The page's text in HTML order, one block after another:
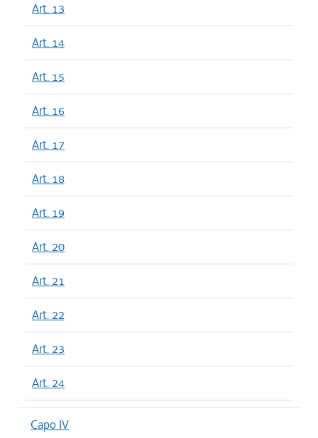
Art. 13
Art. 14
Art. 15
Art. 16
Art. 17
Art. 18
Art. 19
Art. 20
Art. 21
Art. 22
Art. 23
Art. 24
Capo IV